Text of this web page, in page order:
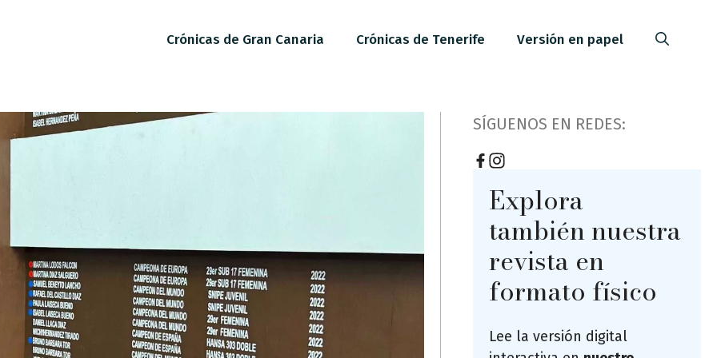
Crónicas de Gran Canaria Crónicas de Tenerife Versión en papel
SÍGUENOS EN REDES:
Explora
también nuestra
revista en
formato físico
Lee la versión digital